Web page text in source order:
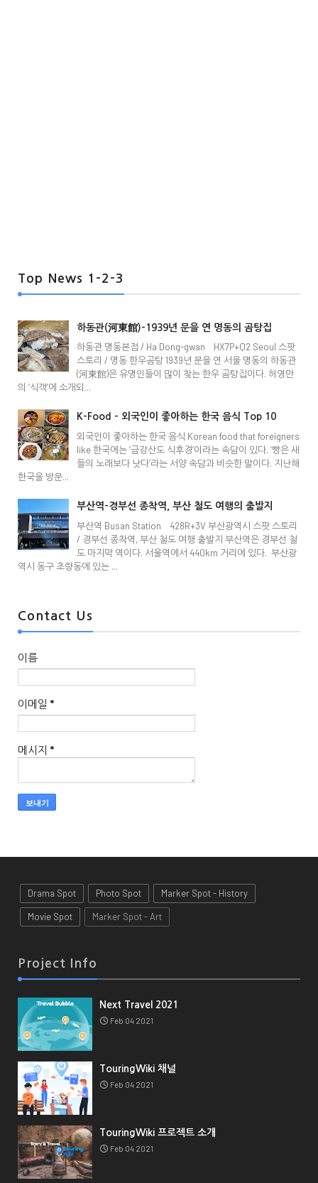
Top News 1-2-3
하동관(河東館)-1939년 문을 연 명동의 곰탕집
하동관 명동본점 / Ha Dong-gwan HX7P+Q2 Seoul 스팟
스토리 / 명동 한우곰탕 1939년 문을 연 서울 명동의 하동관
(河東館)은 유명인들이 많이 찾는 한우 곰탕집이다. 허영만
의 ‘식객’에 소개되...
K-Food - 외국인이 좋아하는 한국 음식 Top 10
외국인이 좋아하는 한국 음식 Korean food that foreigners
like 한국에는 ‘금강산도 식후경’이라는 속담이 있다. ‘빵은 새
들의 노래보다 낫다’라는 서양 속담과 비슷한 말이다. 지난해
한국을 방문...
부산역-경부선 종착역, 부산 철도 여행의 출발지
부산역 Busan Station 428R+3V 부산광역시 스팟 스토리
/ 경부선 종착역, 부산 철도 여행 출발지 부산역은 경부선 철
도 마지막 역이다. 서울역에서 440km 거리에 있다. 부산광
역시 동구 초량동에 있는 ...
Contact Us
이름
이메일 *
메시지 *
Drama Spot Photo Spot Marker Spot - History
Movie Spot Marker Spot - Art
Project Info
Next Travel 2021
Feb 04 2021
TouringWiki 채널
Feb 04 2021
TouringWiki 프로젝트 소개
Feb 04 2021